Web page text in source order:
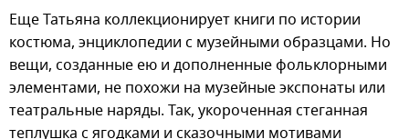
Еще Татьяна коллекционирует книги по истории
костюма, энциклопедии с музейными образцами. Но
вещи, созданные ею и дополненные фольклорными
элементами, не похожи на музейные экспонаты или
театральные наряды. Так, укороченная стеганная
теплушка с ягодками и сказочными мотивами